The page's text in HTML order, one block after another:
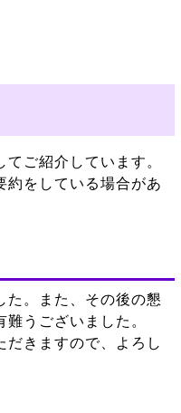
ご紹介しています。
約をしている場合があ
た。また、その後の懇
うございました。
だきますので、よろし